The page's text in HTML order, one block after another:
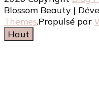
Blossom Beauty |
Themes.Propulsé par
Haut